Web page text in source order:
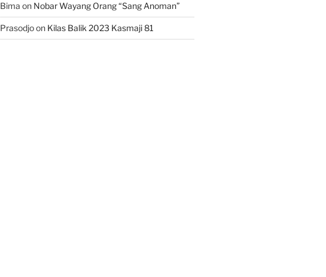
Bima on Nobar Wayang Orang “Sang Anoman”
Prasodjoon Kilas Balik 2023 Kasmaji 81